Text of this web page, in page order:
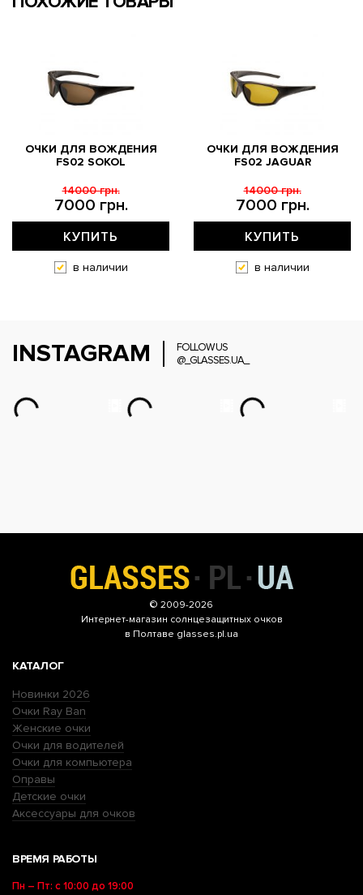
ОЧКИ ДЛЯ ВОЖДЕНИЯ
FS02 SOKOL
7000 грн.
14000 грн.
КУПИТЬ
в наличии
ОЧКИ ДЛЯ ВОЖДЕНИЯ
FS02 JAGUAR
7000 грн.
14000 грн.
КУПИТЬ
в наличии
INSTAGRAM
FOLLOW US
@_GLASSES.UA_
© 2009-2026
Интернет-магазин солнцезащитных очков
в Полтаве glasses.pl.ua
КАТАЛОГ
Новинки 2026
Очки Ray Ban
Женские очки
Очки для водителей
Очки для компьютера
Оправы
Детские очки
Аксессуары для очков
ВРЕМЯ РАБОТЫ
Пн – Пт: с 10:00 до 19:00